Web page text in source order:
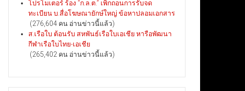
โปรโมเตอร์ ร้อง “ก.ล.ต.” เพิกถอนการรับจด
ทะเบียน บ.สื่อโฆษณายักษ์ใหญ่ ข้อหาปลอมเอกสาร
(276,604 คน อ่านข่าวนี้แล้ว)
ส.เรือใบ ต้อนรับ สหพันธ์เรือใบเอเชีย หารือพัฒนา
กีฬาเรือใบไทย-เอเชีย
(265,402 คน อ่านข่าวนี้แล้ว)